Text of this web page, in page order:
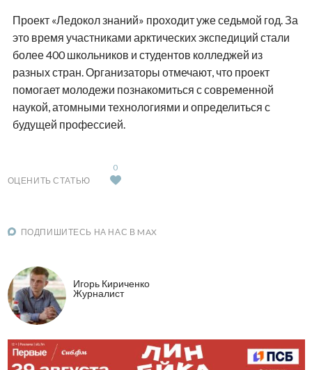
Проект «Ледокол знаний» проходит уже седьмой год. За
это время участниками арктических экспедиций стали
более 400 школьников и студентов колледжей из
разных стран. Организаторы отмечают, что проект
помогает молодежи познакомиться с современной
наукой, атомными технологиями и определиться с
будущей профессией.
ОЦЕНИТЬ СТАТЬЮ
0
ПОДПИШИТЕСЬ НА НАС В MAX
Игорь Кириченко
Журналист